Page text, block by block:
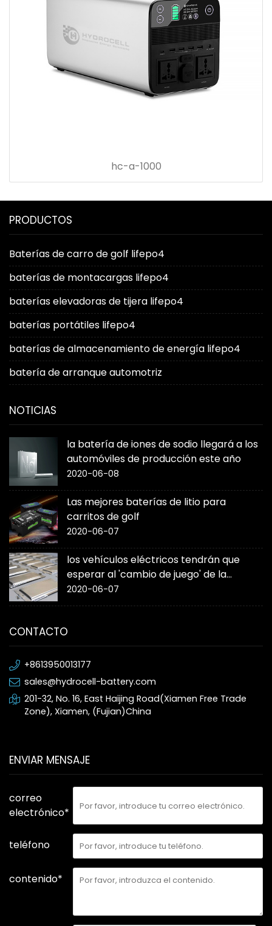
hc-a-1000
PRODUCTOS
Baterías de carro de golf lifepo4
baterías de montacargas lifepo4
baterías elevadoras de tijera lifepo4
baterías portátiles lifepo4
baterías de almacenamiento de energía lifepo4
batería de arranque automotriz
NOTICIAS
la batería de iones de sodio llegará a los
automóviles de producción este año
2020-06-08
Las mejores baterías de litio para
carritos de golf
2020-06-07
los vehículos eléctricos tendrán que
esperar al 'cambio de juego' de la
batería de estado sólido
2020-06-07
CONTACTO
+8613950013177
sales@hydrocell-battery.com
201-32, No. 16, East Haijing Road(Xiamen Free Trade
Zone), Xiamen, (Fujian)China
ENVIAR MENSAJE
correo
electrónico*
teléfono
contenido*